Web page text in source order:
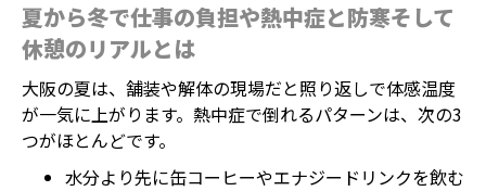
夏から冬で仕事の負担や熱中症と防寒そして
休憩のリアルとは
大阪の夏は、舗装や解体の現場だと照り返しで体感温度
が一気に上がります。熱中症で倒れるパターンは、次の3
つがほとんどです。
水分より先に缶コーヒーやエナジードリンクを飲む